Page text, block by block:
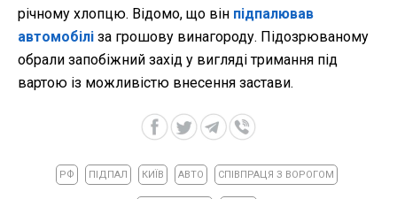
річному хлопцю. Відомо, що він підпалював
автомобілі за грошову винагороду. Підозрюваному
обрали запобіжний захід у вигляді тримання під
вартою із можливістю внесення застави.
РФ ПІДПАЛ КИЇВ АВТО СПІВПРАЦЯ З ВОРОГОМ